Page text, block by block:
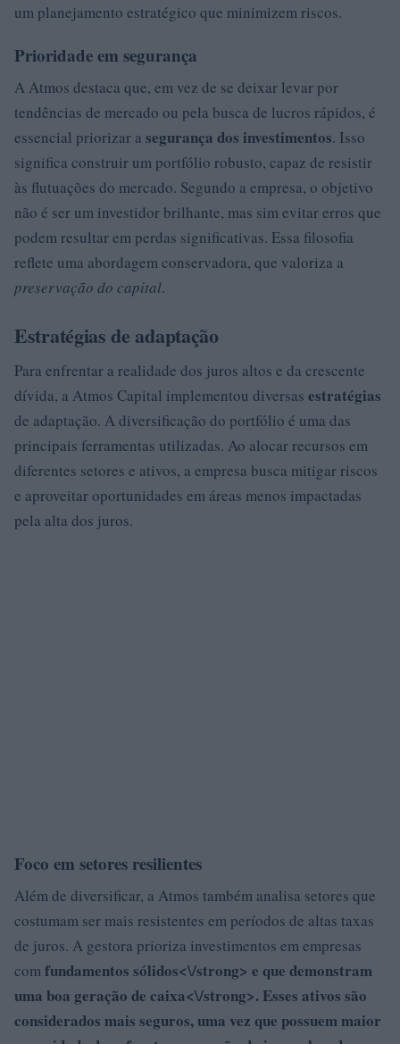
um planejamento estratégico que minimizem riscos.
Prioridade em segurança
A Atmos destaca que, em vez de se deixar levar por
tendências de mercado ou pela busca de lucros rápidos, é
essencial priorizar a segurança dos investimentos. Isso
significa construir um portfólio robusto, capaz de resistir
às flutuações do mercado. Segundo a empresa, o objetivo
não é ser um investidor brilhante, mas sim evitar erros que
podem resultar em perdas significativas. Essa filosofia
reflete uma abordagem conservadora, que valoriza a
preservação do capital.
Estratégias de adaptação
Para enfrentar a realidade dos juros altos e da crescente
dívida, a Atmos Capital implementou diversas estratégias
de adaptação. A diversificação do portfólio é uma das
principais ferramentas utilizadas. Ao alocar recursos em
diferentes setores e ativos, a empresa busca mitigar riscos
e aproveitar oportunidades em áreas menos impactadas
pela alta dos juros.
Foco em setores resilientes
Além de diversificar, a Atmos também analisa setores que
costumam ser mais resistentes em períodos de altas taxas
de juros. A gestora prioriza investimentos em empresas
comfundamentos sólidos<\/strong> e que demonstram
uma boa geração de caixa<\/strong>. Esses ativos são
considerados mais seguros, uma vez que possuem maior